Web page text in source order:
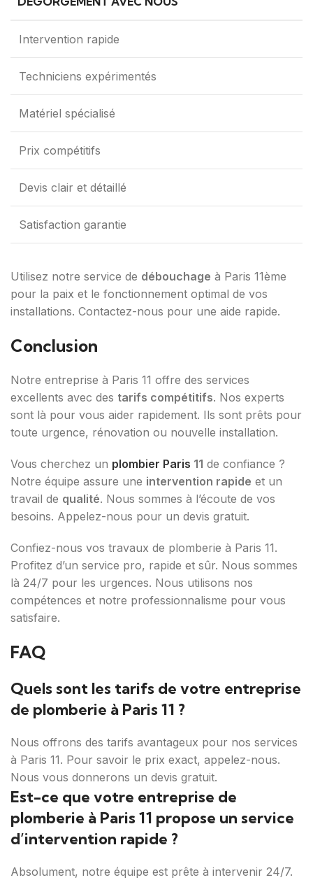
Intervention rapide
Techniciens expérimentés
Matériel spécialisé
Prix compétitifs
Devis clair et détaillé
Satisfaction garantie
Utilisez notre service de débouchage à Paris 11ème
pour la paix et le fonctionnement optimal de vos
installations. Contactez-nous pour une aide rapide.
Conclusion
Notre entreprise à Paris 11 offre des services
excellents avec des tarifs compétitifs. Nos experts
sont là pour vous aider rapidement. Ils sont prêts pour
toute urgence, rénovation ou nouvelle installation.
Vous cherchez un plombier Paris 11 de confiance ?
Notre équipe assure une intervention rapide et un
travail de qualité. Nous sommes à l’écoute de vos
besoins. Appelez-nous pour un devis gratuit.
Confiez-nous vos travaux de plomberie à Paris 11.
Profitez d’un service pro, rapide et sûr. Nous sommes
là 24/7 pour les urgences. Nous utilisons nos
compétences et notre professionnalisme pour vous
satisfaire.
FAQ
Quels sont les tarifs de votre entreprise
de plomberie à Paris 11 ?
Nous offrons des tarifs avantageux pour nos services
à Paris 11. Pour savoir le prix exact, appelez-nous.
Nous vous donnerons un devis gratuit.
Est-ce que votre entreprise de
plomberie à Paris 11 propose un service
d’intervention rapide ?
Absolument, notre équipe est prête à intervenir 24/7.